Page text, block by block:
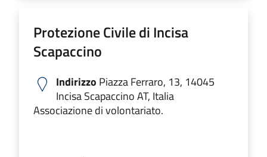
Protezione Civile di Incisa
Scapaccino
Indirizzo Piazza Ferraro, 13, 14045
Incisa Scapaccino AT, Italia
Associazione di volontariato.